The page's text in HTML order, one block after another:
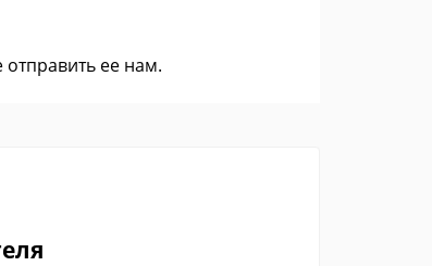
отправить ее нам.